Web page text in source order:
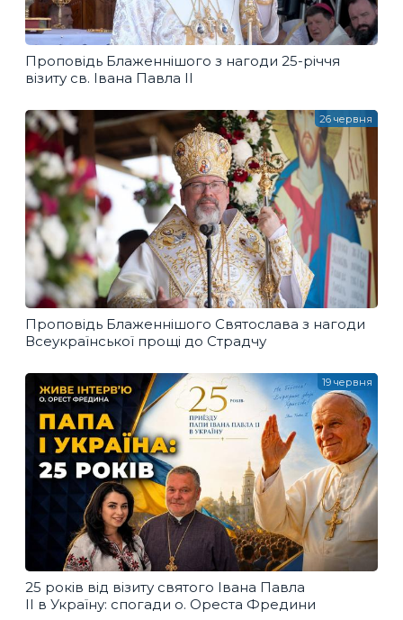
Проповідь Блаженнішого з нагоди 25-річчя
візиту св. Івана Павла ІІ
Проповідь Блаженнішого Святослава з нагоди
Всеукраїнської прощі до Страдчу
26 червня
25 років від візиту святого Івана Павла
ІІ в Україну: спогади о. Ореста Фредини
19 червня